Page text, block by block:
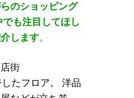
のショッピング
も注目してほし
します。
街
たフロア。 洋品